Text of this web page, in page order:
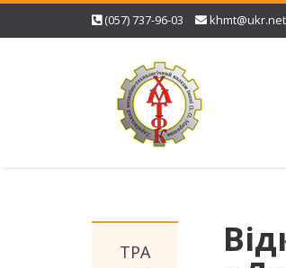
(057) 737-96-03 khmt@ukr.net
ТРА